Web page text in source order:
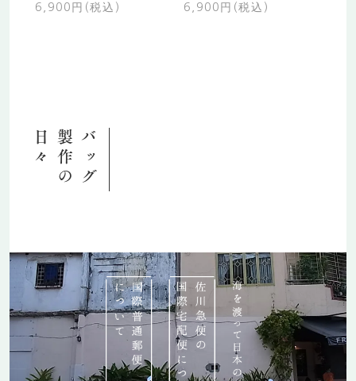
6,900円(税込) 6,900円(税込)
バッグ
製作の
日々